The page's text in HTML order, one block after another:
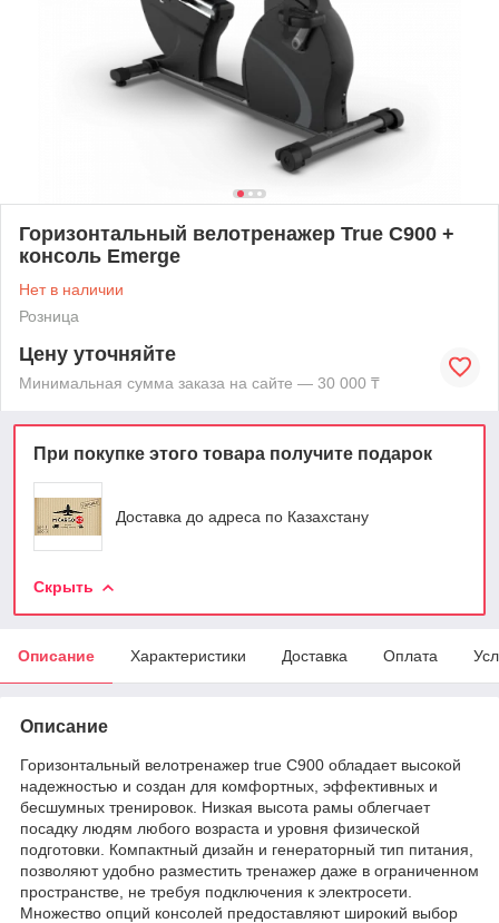
Горизонтальный велотренажер True C900 +
консоль Emerge
Нет в наличии
Розница
Цену уточняйте
Минимальная сумма заказа на сайте — 30 000 ₸
При покупке этого товара получите подарок
Доставка до адреса по Казахстану
Скрыть
Описание Характеристики Доставка Оплата
Описание
Горизонтальный велотренажер true C900 обладает высокой
надежностью и создан для комфортных, эффективных и
бесшумных тренировок. Низкая высота рамы облегчает
посадку людям любого возраста и уровня физической
подготовки. Компактный дизайн и генераторный тип питания,
позволяют удобно разместить тренажер даже в ограниченном
пространстве, не требуя подключения к электросети.
Множество опций консолей предоставляют широкий выбор